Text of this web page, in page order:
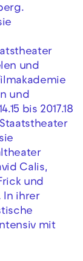
und
und
bis 2017.18
Calis,
und
In ihrer
mit